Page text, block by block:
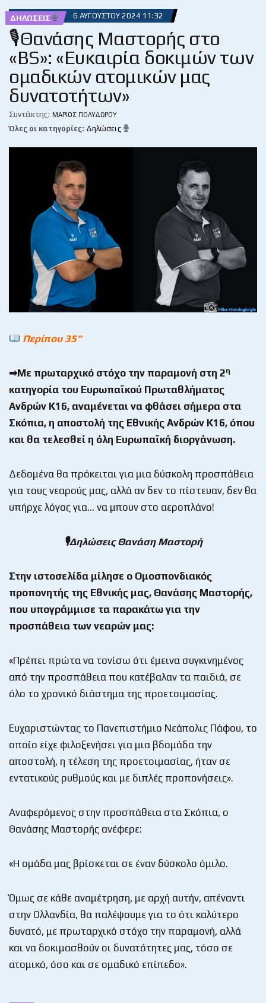
ΔΗΛΏΣΕΙΣ 6 ΑΥΓΟΎΣΤΟΥ 2024 11:32
🎙Θανάσης Μαστορής στο
«BS»: «Ευκαιρία δοκιμών των
ομαδικών ατομικών μας
δυνατοτήτων»
Συντάκτης: ΜΆΡΙΟΣ ΠΟΛΥΔΏΡΟΥ
Όλες οι κατηγορίες: Δηλώσεις
Περίπου 35“
➡Με πρωταρχικό στόχο την παραμονή στη 2η
κατηγορία του Ευρωπαϊκού Πρωταθλήματος
Ανδρών Κ16, αναμένεται να φθάσει σήμερα στα
Σκόπια, η αποστολή της Εθνικής Ανδρών Κ16, όπου
και θα τελεσθεί η όλη Ευρωπαϊκή διοργάνωση.
Δεδομένα θα πρόκειται για μια δύσκολη προσπάθεια
για τους νεαρούς μας, αλλά αν δεν το πίστευαν, δεν θα
υπήρχε λόγος για… να μπουν στο αεροπλάνο!
🎙Δηλώσεις Θανάση Μαστορή
Στην ιστοσελίδα μίλησε ο Ομοσπονδιακός
προπονητής της Εθνικής μας, Θανάσης Μαστορής,
που υπογράμμισε τα παρακάτω για την
προσπάθεια των νεαρών μας:
«Πρέπει πρώτα να τονίσω ότι έμεινα συγκινημένος
από την προσπάθεια που κατέβαλαν τα παιδιά, σε
όλο το χρονικό διάστημα της προετοιμασίας.
Ευχαριστώντας το Πανεπιστήμιο Νεάπολις Πάφου, το
οποίο είχε φιλοξενήσει για μια βδομάδα την
αποστολή, η τέλεση της προετοιμασίας, ήταν σε
εντατικούς ρυθμούς και με διπλές προπονήσεις».
Αναφερόμενος στην προσπάθεια στα Σκόπια, ο
Θανάσης Μαστορής ανέφερε:
«Η ομάδα μας βρίσκεται σε έναν δύσκολο όμιλο.
Όμως σε κάθε αναμέτρηση, με αρχή αυτήν, απέναντι
στην Ολλανδία, θα παλέψουμε για το ότι καλύτερο
δυνατό, με πρωταρχικό στόχο την παραμονή, αλλά
και να δοκιμασθούν οι δυνατότητες μας, τόσο σε
ατομικό, όσο και σε ομαδικό επίπεδο».